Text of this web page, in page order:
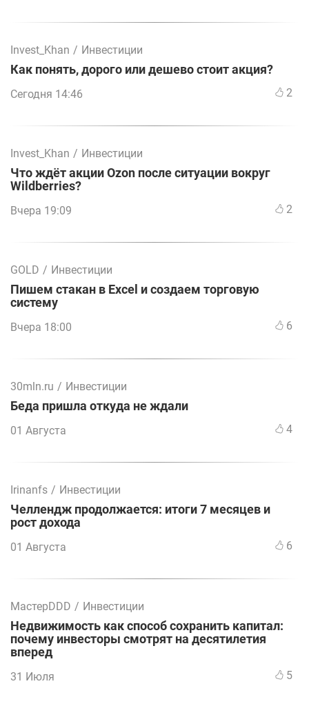
Invest_Khan / Инвестиции
Как понять, дорого или дешево стоит акция?
Сегодня 14:46 2
Invest_Khan / Инвестиции
Что ждёт акции Ozon после ситуации вокруг
Wildberries?
Вчера 19:09 2
GOLD / Инвестиции
Пишем стакан в Excel и создаем торговую
систему
Вчера 18:00 6
30mln.ru / Инвестиции
Беда пришла откуда не ждали
01 Августа 4
Irinanfs / Инвестиции
Челлендж продолжается: итоги 7 месяцев и
рост дохода
01 Августа 6
МастерDDD / Инвестиции
Недвижимость как способ сохранить капитал:
почему инвесторы смотрят на десятилетия
вперед
31 Июля 5